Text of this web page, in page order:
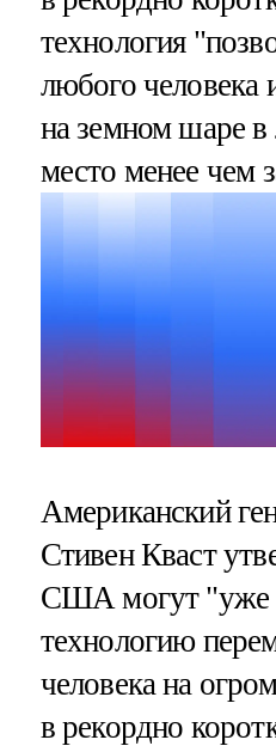
технология
любого человека
на земном шаре
место менее чем
Американский
Стивен Кваст
США могут "уже
технологию
человека на
в рекордно